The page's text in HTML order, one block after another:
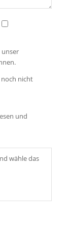
noch nicht
und
wähle das